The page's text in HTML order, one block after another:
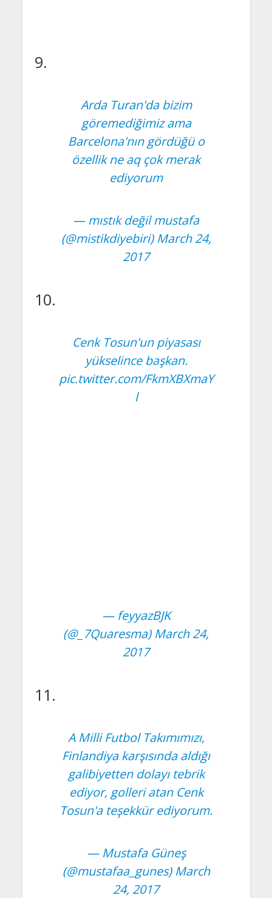
9.
Arda Turan'da bizim
göremediğimiz ama
Barcelona'nın gördüğü o
özellik ne aq çok merak
ediyorum
— mıstık değil mustafa
(@mistikdiyebiri) March 24,
2017
10.
Cenk Tosun'un piyasası
yükselince başkan.
pic.twitter.com/FkmXBXmaY
l
— feyyazBJK
(@_7Quaresma) March 24,
2017
11.
A Milli Futbol Takımımızı,
Finlandiya karşısında aldığı
galibiyetten dolayı tebrik
ediyor, golleri atan Cenk
Tosun'a teşekkür ediyorum.
— Mustafa Güneş
(@mustafaa_gunes) March
24, 2017